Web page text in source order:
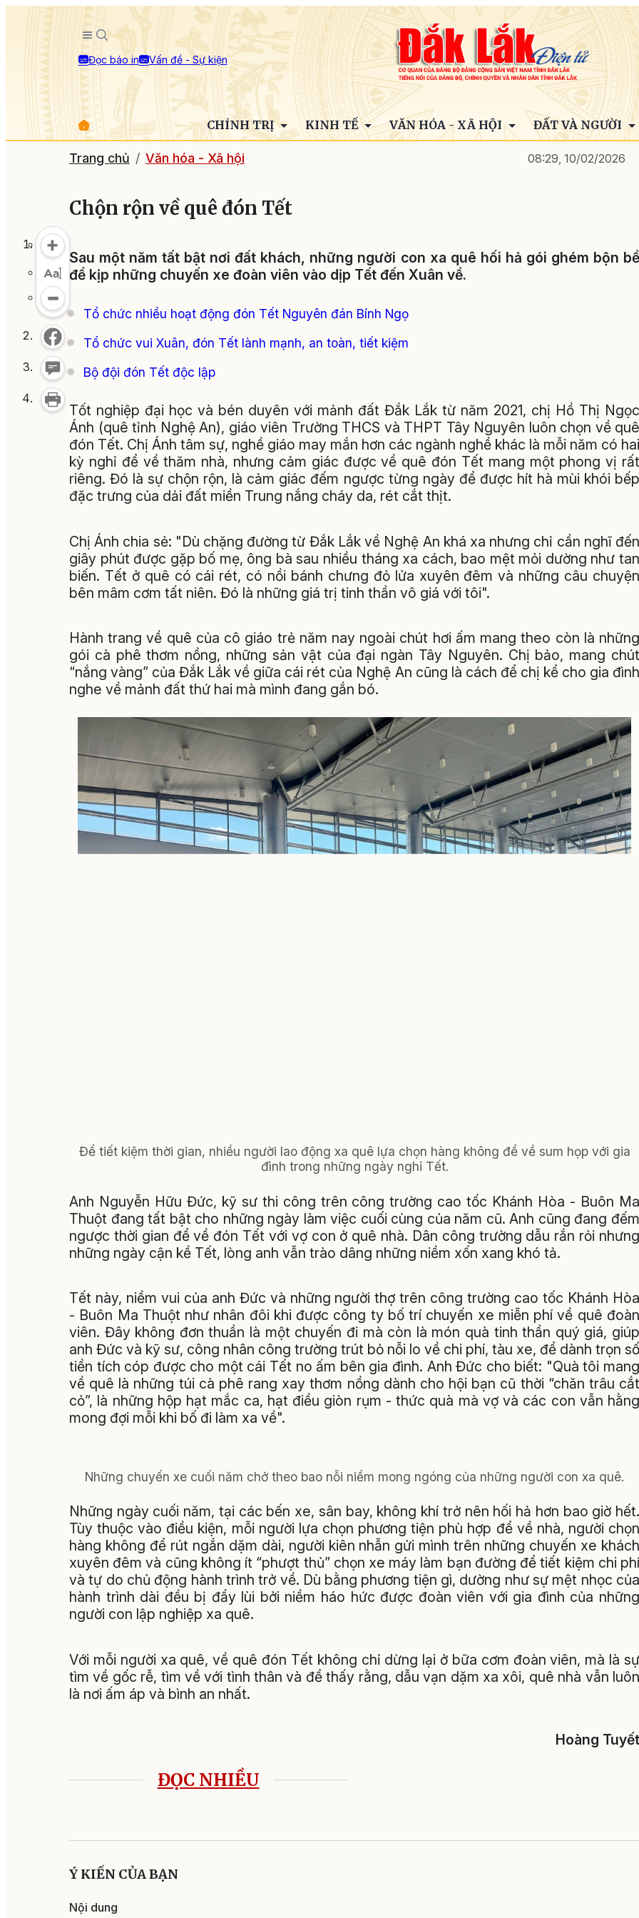
Đọc báo in Vấn đề - Sự kiện
CHÍNH TRỊ KINH TẾ VĂN HÓA - XÃ HỘI ĐẤT VÀ NGƯỜI
Trang chủ Văn hóa - Xã hội 08:29, 10/02/2026
Chộn rộn về quê đón Tết
Sau một năm tất bật nơi đất khách, những người con xa quê hối hả gói ghém bộn bề
để kịp những chuyến xe đoàn viên vào dịp Tết đến Xuân về.
Tổ chức nhiều hoạt động đón Tết Nguyên đán Bính Ngọ
Tổ chức vui Xuân, đón Tết lành mạnh, an toàn, tiết kiệm
Bộ đội đón Tết độc lập
Tốt nghiệp đại học và bén duyên với mảnh đất Đắk Lắk từ năm 2021, chị Hồ Thị Ngọc
Ánh (quê tỉnh Nghệ An), giáo viên Trường THCS và THPT Tây Nguyên luôn chọn về quê
đón Tết. Chị Ánh tâm sự, nghề giáo may mắn hơn các ngành nghề khác là mỗi năm có hai
kỳ nghỉ để về thăm nhà, nhưng cảm giác được về quê đón Tết mang một phong vị rất
riêng. Đó là sự chộn rộn, là cảm giác đếm ngược từng ngày để được hít hà mùi khói bếp
đặc trưng của dải đất miền Trung nắng cháy da, rét cắt thịt.
Chị Ánh chia sẻ: "Dù chặng đường từ Đắk Lắk về Nghệ An khá xa nhưng chỉ cần nghĩ đến
giây phút được gặp bố mẹ, ông bà sau nhiều tháng xa cách, bao mệt mỏi dường như tan
biến. Tết ở quê có cái rét, có nồi bánh chưng đỏ lửa xuyên đêm và những câu chuyện
bên mâm cơm tất niên. Đó là những giá trị tinh thần vô giá với tôi".
Hành trang về quê của cô giáo trẻ năm nay ngoài chút hơi ấm mang theo còn là những
gói cà phê thơm nồng, những sản vật của đại ngàn Tây Nguyên. Chị bảo, mang chút
“nắng vàng” của Đắk Lắk về giữa cái rét của Nghệ An cũng là cách để chị kể cho gia đình
nghe về mảnh đất thứ hai mà mình đang gắn bó.
Để tiết kiệm thời gian, nhiều người lao động xa quê lựa chọn hàng không để về sum họp với gia
đình trong những ngày nghỉ Tết.
Anh Nguyễn Hữu Đức, kỹ sư thi công trên công trường cao tốc Khánh Hòa - Buôn Ma
Thuột đang tất bật cho những ngày làm việc cuối cùng của năm cũ. Anh cũng đang đếm
ngược thời gian để về đón Tết với vợ con ở quê nhà. Dân công trường dẫu rắn rỏi nhưng
những ngày cận kề Tết, lòng anh vẫn trào dâng những niềm xốn xang khó tả.
Tết này, niềm vui của anh Đức và những người thợ trên công trường cao tốc Khánh Hòa
- Buôn Ma Thuột như nhân đôi khi được công ty bố trí chuyến xe miễn phí về quê đoàn
viên. Đây không đơn thuần là một chuyến đi mà còn là món quà tinh thần quý giá, giúp
anh Đức và kỹ sư, công nhân công trường trút bỏ nỗi lo về chi phí, tàu xe, để dành trọn số
tiền tích cóp được cho một cái Tết no ấm bên gia đình. Anh Đức cho biết: "Quà tôi mang
về quê là những túi cà phê rang xay thơm nồng dành cho hội bạn cũ thời “chăn trâu cắt
cỏ”, là những hộp hạt mắc ca, hạt điều giòn rụm - thức quà mà vợ và các con vẫn hằng
mong đợi mỗi khi bố đi làm xa về".
Những chuyến xe cuối năm chở theo bao nỗi niềm mong ngóng của những người con xa quê.
Những ngày cuối năm, tại các bến xe, sân bay, không khí trở nên hối hả hơn bao giờ hết.
Tùy thuộc vào điều kiện, mỗi người lựa chọn phương tiện phù hợp để về nhà, người chọn
hàng không để rút ngắn dặm dài, người kiên nhẫn gửi mình trên những chuyến xe khách
xuyên đêm và cũng không ít “phượt thủ” chọn xe máy làm bạn đường để tiết kiệm chi phí
và tự do chủ động hành trình trở về. Dù bằng phương tiện gì, dường như sự mệt nhọc của
hành trình dài đều bị đẩy lùi bởi niềm háo hức được đoàn viên với gia đình của những
người con lập nghiệp xa quê.
Với mỗi người xa quê, về quê đón Tết không chỉ dừng lại ở bữa cơm đoàn viên, mà là sự
tìm về gốc rễ, tìm về với tình thân và để thấy rằng, dẫu vạn dặm xa xôi, quê nhà vẫn luôn
là nơi ấm áp và bình an nhất.
Hoàng Tuyết
ĐỌC NHIỀU
Ý KIẾN CỦA BẠN
Nội dung